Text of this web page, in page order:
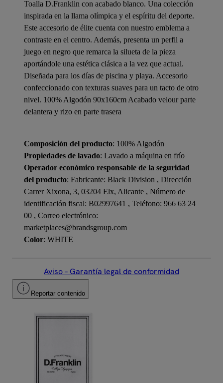
Toalla D.Franklin con acabado blanco. Una colección
inspirada en la llama olímpica y el espíritu del deporte.
Este accesorio de élite cuenta con nuestro emblema a
contraste en el centro. Además, presenta un perfil a
juego en negro que remarca la silueta de la pieza
aportándole una estética clásica a la vez que actual.
Diseñada para los días de piscina y playa. Accesorio
confeccionado con texturas suaves para un tacto de otro
nivel. 100% Algodón 90x160cm Acabado velour parte
delantera y rizo en parte trasera
Composición del producto: 100% Algodón
Propiedades de lavado: Lavado a máquina en frío
Operador económico responsable de la seguridad
del producto: Fabricante: Black Division , Dirección
Carrer Xixona, 3, 03204 Elx, Alicante , Número de
identificación fiscal: B02997641 , Teléfono: 966 63 24
00 , Correo electrónico:
marketplaces@brandsgroup.com
Color: WHITE
Aviso – Garantía legal de conformidad
Reportar contenido